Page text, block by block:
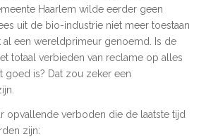
Haarlem wilde eerder geen
uit de bio-industrie niet meer toestaan
een wereldprimeur genoemd. Is de
totaal verbieden van reclame op alles
goed is? Dat zou zeker een
opvallende verboden die de laatste tijd
zijn: